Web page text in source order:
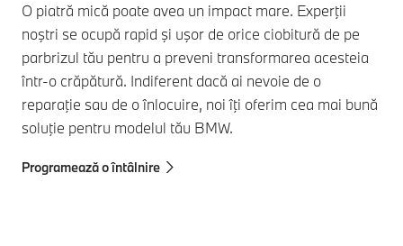
O piatră mică poate avea un impact mare. Experţii
noştri se ocupă rapid şi uşor de orice ciobitură de pe
parbrizul tău pentru a preveni transformarea acesteia
într-o crăpătură. Indiferent dacă ai nevoie de o
reparaţie sau de o înlocuire, noi îţi oferim cea mai bună
soluţie pentru modelul tău BMW.
Programează o întâlnire